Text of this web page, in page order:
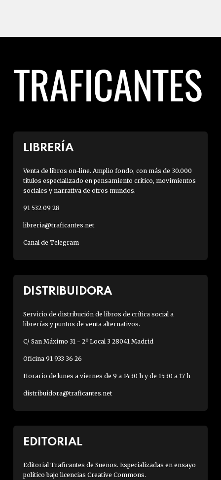
LIBRERÍA
Venta de libros on-line. Amplio fondo, con más de 30.000
títulos especializado en pensamiento crítico, movimientos
sociales y narrativa de otros mundos.
91 532 09 28
libreria@traficantes.net
Canal de Telegram
DISTRIBUIDORA
Servicio de distribución de libros de crítica social a
librerías y puntos de venta alternativos.
C/ San Máximo 31 - 2º Local 3 28041 Madrid
Oficina 91 933 36 26
Horario de lunes a viernes de 9 a 14:30 h y de 15:30 a 17 h
distribuidora@traficantes.net
EDITORIAL
Editorial Traficantes de Sueños. Especializadas en ensayo
político bajo licencias Creative Commons.